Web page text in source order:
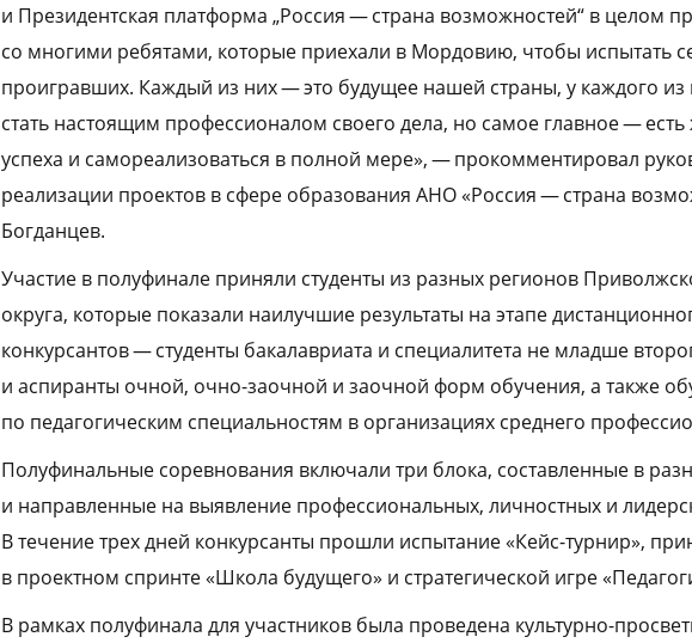
и Президентская платформа „Россия — страна возможностей“ в целом
со многими ребятами, которые приехали в Мордовию, чтобы испытать
проигравших. Каждый из них — это будущее нашей страны, у каждого из
стать настоящим профессионалом своего дела, но самое главное —
успеха и самореализоваться в полной мере», — прокомментировал
реализации проектов в сфере образования АНО «Россия — страна
Богданцев.
Участие в полуфинале приняли студенты из разных регионов
округа, которые показали наилучшие результаты на этапе
конкурсантов — студенты бакалавриата и специалитета не младше
и аспиранты очной, очно-заочной и заочной форм обучения, а также
по педагогическим специальностям в организациях среднего
Полуфинальные соревнования включали три блока, составленные в
и направленные на выявление профессиональных, личностных и
В течение трех дней конкурсанты прошли испытание «Кейс-турнир»,
в проектном спринте «Школа будущего» и стратегической игре
В рамках полуфинала для участников была проведена культурно-